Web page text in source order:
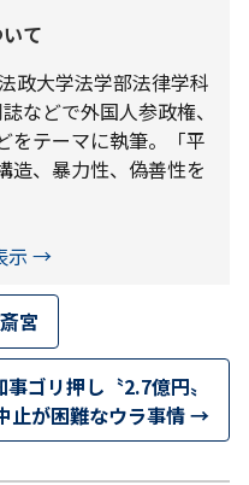
て
政大学法学部法律学科
などで外国人参政権、
をテーマに執筆。「平
造、暴力性、偽善性を
示 →
宮
ゴリ押し〝2.7億円〟
止が困難なウラ事情→